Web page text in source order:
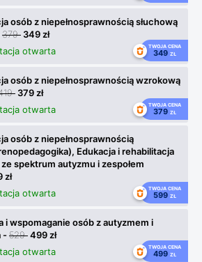
osób z niepełnosprawnością słuchową
379 349 zł
otwarta TWOJA CENA
349 ZŁ
osób z niepełnosprawnością wzrokową
379 zł
otwarta TWOJA CENA
379 ZŁ
osób z niepełnosprawnością
Edukacja i rehabilitacja
spektrum autyzmu i zespołem
zł
otwarta TWOJA CENA
599 ZŁ
i wspomaganie osób z autyzmem i
-529499 zł
otwarta TWOJA CENA
499 ZŁ